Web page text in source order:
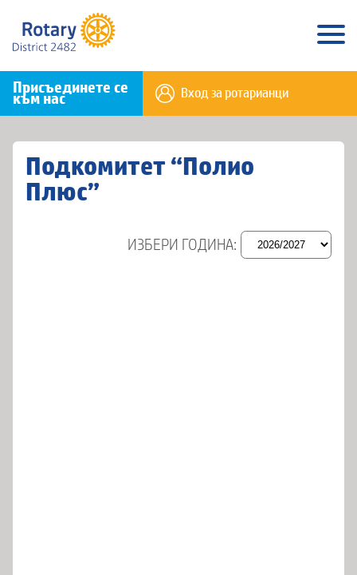
Присъединете се
към нас Вход за ротарианци
Подкомитет “Полио
Плюс”
ИЗБЕРИ ГОДИНА: